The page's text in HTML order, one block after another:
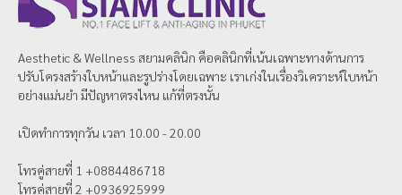
Aesthetic & Wellness สยามคลินิก คือคลินิกที่เน้นเฉพาะทางด้านการ
ปรับโครงสร้างใบหน้าและรูปร่างโดยเฉพาะ เราเก่งในเรื่องวิเคราะห์ใบหน้า
อย่างแม่นยำ มีปัญหาตรงไหน แก้ที่ตรงนั้น
เปิดทำการทุกวัน เวลา 10.00 - 20.00
โทรคู่สายที่ 1 +0884486718
โทรคู่สายที่ 2 +0936925999